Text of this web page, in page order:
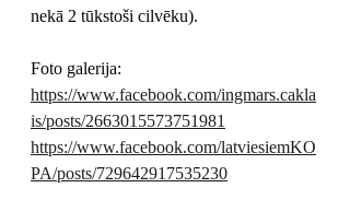
nekā 2 tūkstoši cilvēku).
Foto galerija:
https://www.facebook.com/ingmars.cakla
is/posts/2663015573751981
https://www.facebook.com/latviesiemKO
PA/posts/729642917535230